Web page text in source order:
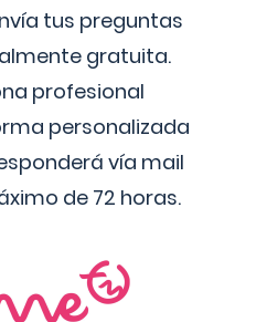
tus preguntas
gratuita.
profesional
personalizada
vía mail
de 72 horas.